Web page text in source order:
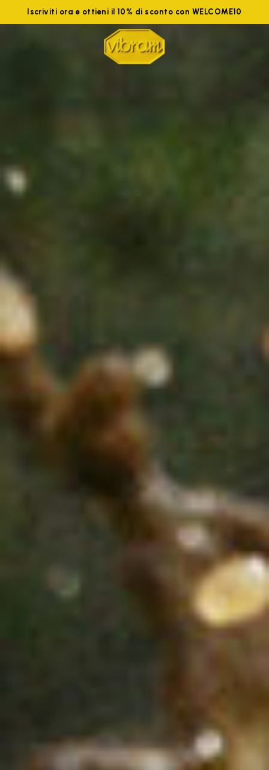
Iscriviti ora e ottieni il 10% di sconto con WELCOME10